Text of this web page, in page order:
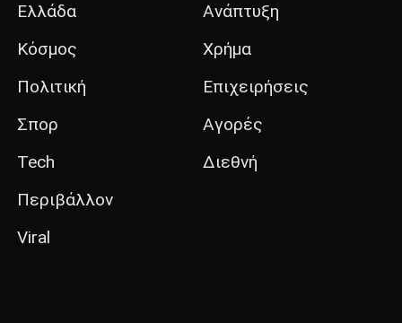
Ελλάδα
Κόσμος
Πολιτική
Σπορ
Tech
Περιβάλλον
Viral
Ανάπτυξη
Χρήμα
Επιχειρήσεις
Αγορές
Διεθνή